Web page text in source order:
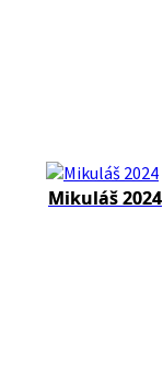
Mikuláš 2024